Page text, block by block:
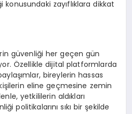
konusundaki zayıflıklara dikkat
güvenliği her geçen gün
Özellikle dijital platformlarda
bireylerin hassas
eline geçmesine zemin
yetkililerin aldıkları
politikalarını sıkı bir şekilde